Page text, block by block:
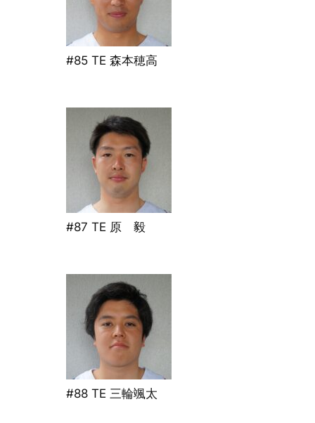
#85 TE 森本穂高
#87 TE 原 毅
#88 TE 三輪颯太